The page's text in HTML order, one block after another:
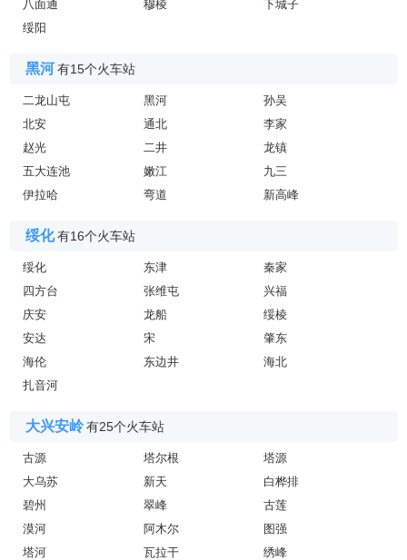
八面通
穆棱
下城子
绥阳
黑河有15个火车站
二龙山屯 黑河
孙吴
北安
通北
李家
赵光
二井
龙镇
五大连池
嫩江
九三
伊拉哈
弯道 新高峰
绥化有16个火车站
绥化 东津
秦家
四方台
张维屯
兴福
庆安
龙船
绥棱
安达
宋
肇东
海伦
东边井
海北
扎音河
大兴安岭有25个火车站
古源 塔尔根
塔源
大乌苏
新天
白桦排
碧州
翠峰
古莲
漠河
阿木尔
图强
塔河
瓦拉干
绣峰